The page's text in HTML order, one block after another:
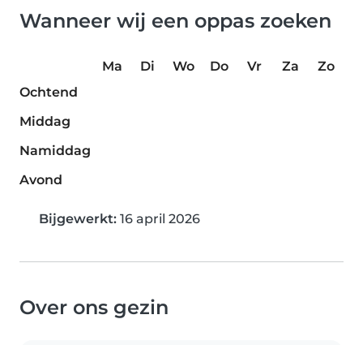
Wanneer wij een oppas zoeken
Ma Di Wo Do Vr Za
Zo
Ochtend
Middag
Namiddag
Avond
Bijgewerkt: 16 april 2026
Over ons gezin